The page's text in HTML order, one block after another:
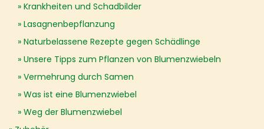
Krankheiten und Schadbilder
Lasagnenbepflanzung
Naturbelassene Rezepte gegen Schädlinge
Unsere Tipps zum Pflanzen von Blumenzwiebeln
Vermehrung durch Samen
Was ist eine Blumenzwiebel
Weg der Blumenzwiebel